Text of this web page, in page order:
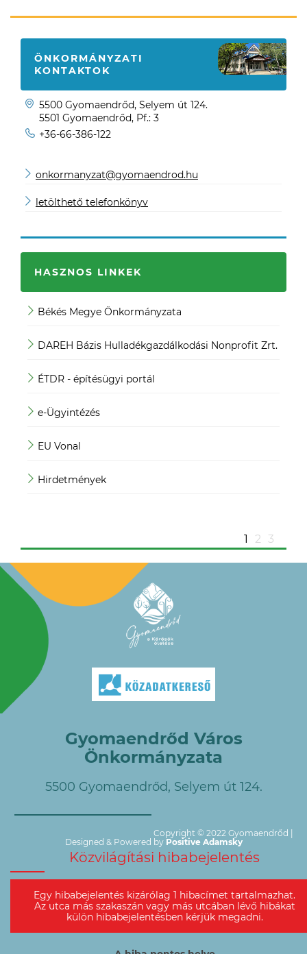
ÖNKORMÁNYZATI
KONTAKTOK
5500 Gyomaendrőd, Selyem út 124.
5501 Gyomaendrőd, Pf.: 3
+36-66-386-122
onkormanyzat@gyomaendrod.hu
letölthető telefonkönyv
HASZNOS LINKEK
Békés Megye Önkormányzata
DAREH Bázis Hulladékgazdálkodási Nonprofit Zrt.
ÉTDR - építésügyi portál
e-Ügyintézés
EU Vonal
Hirdetmények
1 2 3
Gyomaendrőd Város
Önkormányzata
5500 Gyomaendrőd, Selyem út 124.
Copyright © 2022 Gyomaendrőd |
Designed & Powered by Positive Adamsky
Közvilágítási hibabejelentés
Egy hibabejelentés kizárólag 1 hibacímet tartalmazhat.
Az utca más szakaszán vagy más utcában lévő hibákat
külön hibabejelentésben kérjük megadni.